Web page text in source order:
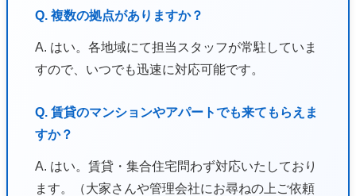
Q. 複数の拠点がありますか？
A. はい。各地域にて担当スタッフが常駐していま
すので、いつでも迅速に対応可能です。
Q. 賃貸のマンションやアパートでも来てもらえま
すか？
A. はい。賃貸・集合住宅問わず対応いたしており
ます。（大家さんや管理会社にお尋ねの上ご依頼